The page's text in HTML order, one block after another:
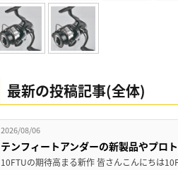
最新の投稿記事(全体)
2026/08/06
テンフィートアンダーの新製品やプロ
10FTUの期待高まる新作 皆さんこんにちは